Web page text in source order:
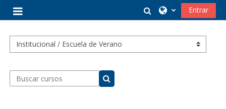
Panel lateral
Selector de
Entrar
Categorías
Buscar cursos
Buscar cursos